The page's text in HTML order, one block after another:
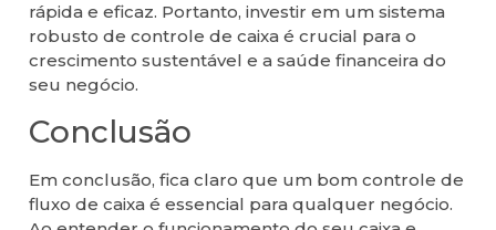
rápida e eficaz. Portanto, investir em um sistema
robusto de controle de caixa é crucial para o
crescimento sustentável e a saúde financeira do
seu negócio.
Conclusão
Em conclusão, fica claro que um bom controle de
fluxo de caixa é essencial para qualquer negócio.